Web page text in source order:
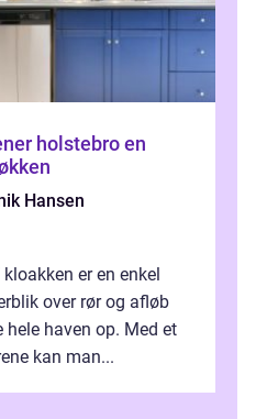
holstebro en
Hansen
er en enkel
over rør og afløb
hele haven op. Med et
kan man...